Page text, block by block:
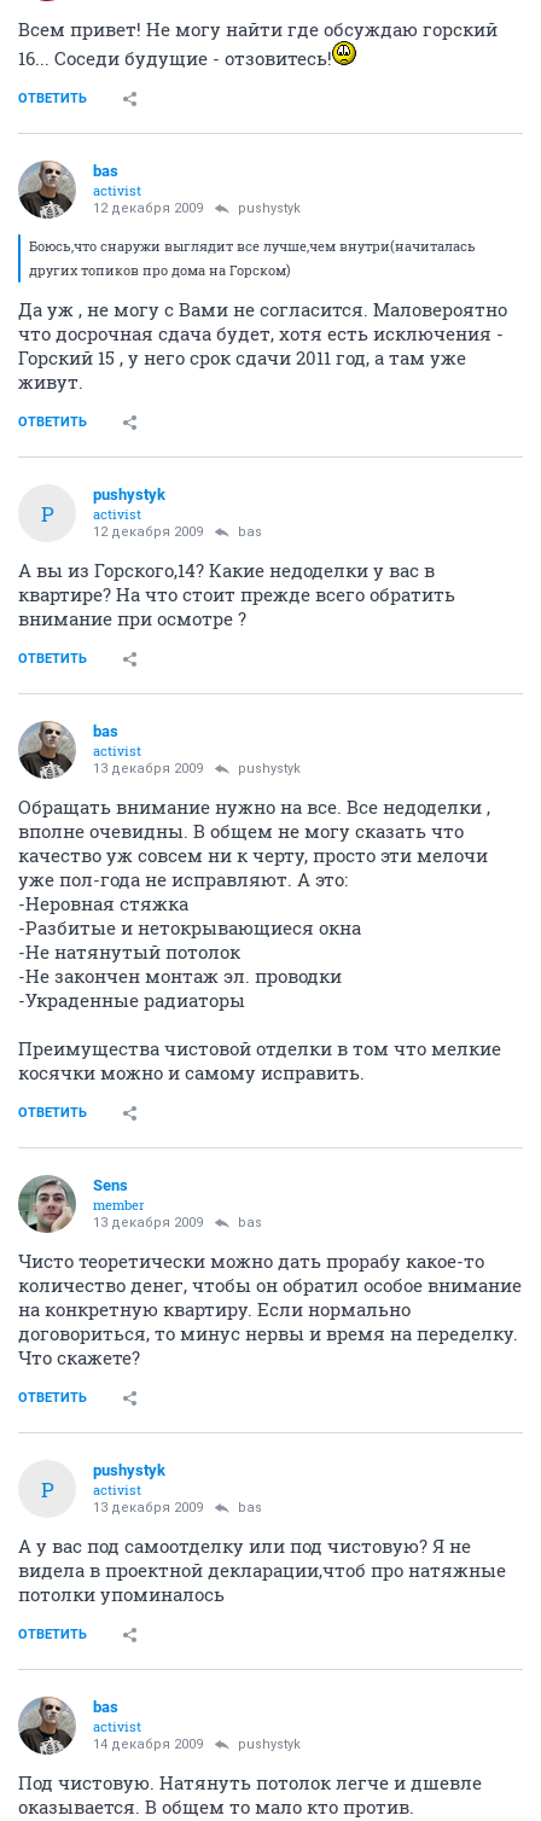
Всем привет! Не могу найти где обсуждаю горский
16... Соседи будущие - отзовитесь!
ОТВЕТИТЬ
bas
activist
12 декабря 2009 pushystyk
Боюсь,что снаружи выглядит все лучше,чем внутри(начиталась
других топиков про дома на Горском)
Да уж , не могу с Вами не согласится. Маловероятно
что досрочная сдача будет, хотя есть исключения -
Горский 15 , у него срок сдачи 2011 год, а там уже
живут.
ОТВЕТИТЬ
P
pushystyk
activist
12 декабря 2009 bas
А вы из Горского,14? Какие недоделки у вас в
квартире? На что стоит прежде всего обратить
внимание при осмотре ?
ОТВЕТИТЬ
bas
activist
13 декабря 2009 pushystyk
Обращать внимание нужно на все. Все недоделки ,
вполне очевидны. В общем не могу сказать что
качество уж совсем ни к черту, просто эти мелочи
уже пол-года не исправляют. А это:
-Неровная стяжка
-Разбитые и нетокрывающиеся окна
-Не натянутый потолок
-Не закончен монтаж эл. проводки
-Украденные радиаторы
Преимущества чистовой отделки в том что мелкие
косячки можно и самому исправить.
ОТВЕТИТЬ
Sens
member
13 декабря 2009 bas
Чисто теоретически можно дать прорабу какое-то
количество денег, чтобы он обратил особое внимание
на конкретную квартиру. Если нормально
договориться, то минус нервы и время на переделку.
Что скажете?
ОТВЕТИТЬ
P
pushystyk
activist
13 декабря 2009 bas
А у вас под самоотделку или под чистовую? Я не
видела в проектной декларации,чтоб про натяжные
потолки упоминалось
ОТВЕТИТЬ
bas
activist
14 декабря 2009 pushystyk
Под чистовую. Натянуть потолок легче и дшевле
оказывается. В общем то мало кто против.